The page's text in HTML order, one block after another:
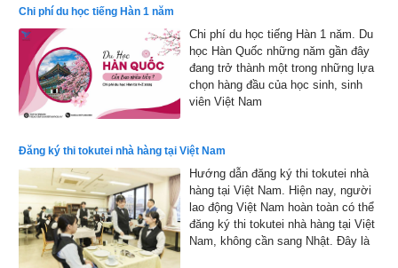
2026
Chi phí du học tiếng Hàn 1 năm
Chi phí du học tiếng Hàn 1 năm. Du
học Hàn Quốc những năm gần đây
đang trở thành một trong những lựa
chọn hàng đầu của học sinh, sinh
viên Việt Nam
Đăng ký thi tokutei nhà hàng tại Việt Nam
Hướng dẫn đăng ký thi tokutei nhà
hàng tại Việt Nam. Hiện nay, người
lao động Việt Nam hoàn toàn có thể
đăng ký thi tokutei nhà hàng tại Việt
Nam, không cần sang Nhật. Đây là